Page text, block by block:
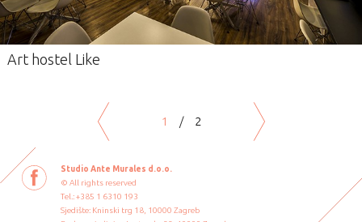
Art hostel Like
1 / 2
Studio Ante Murales d.o.o.
© All rights reserved
Tel.: +385 1 6310 193
Sjedište: Kninski trg 18, 10000 Zagreb